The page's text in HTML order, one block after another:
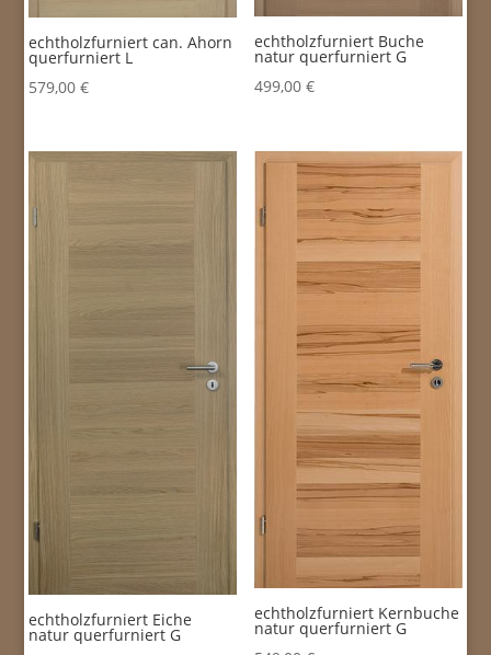
echtholzfurniert can. Ahorn
querfurniert L
579,00€
echtholzfurniert Buche
natur querfurniert G
499,00 €
echtholzfurniert Eiche
natur querfurniert G
echtholzfurniert Kernbuche
natur querfurniert G